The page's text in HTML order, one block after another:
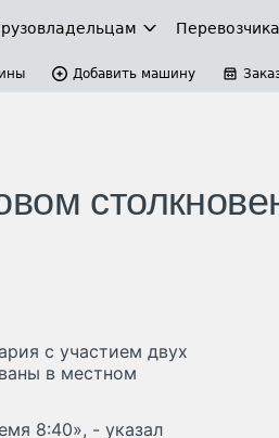
Добавить машину
с участием двух
в местном
8:40», - указал